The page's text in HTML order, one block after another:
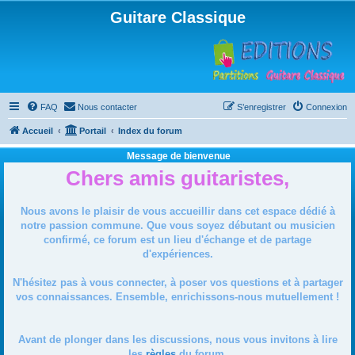
Guitare Classique
FAQ Nous contacter Connexion
S’enregistrer
Accueil Portail Index du forum
Message de bienvenue
Chers amis guitaristes,
Nous avons le plaisir de vous accueillir dans cet espace dédié à
notre passion commune. Que vous soyez débutant ou musicien
confirmé, ce forum est un lieu d'échange et de partage
d'expériences.
N'hésitez pas à vous connecter, à poser vos questions et à partager
vos connaissances. Ensemble, enrichissons-nous mutuellement !
Avant de plonger dans les discussions, nous vous invitons à lire